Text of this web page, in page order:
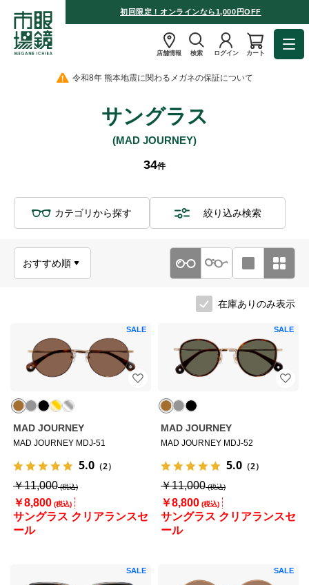
初回限定！オンラインなら1,000円OFF
店舗情報 検索 ログイン カート
令和8年 熊本地震に関わるメガネの保証について
サングラス
(MAD JOURNEY)
34件
カテゴリから探す 絞り込み検索
在庫ありのみ表示
SALE
MAD JOURNEY
MAD JOURNEY MDJ-51
5.0 （2）
サングラス クリアランスセ
ール
￥8,800
￥11,000
SALE
MAD JOURNEY
MAD JOURNEY MDJ-52
5.0 （2）
サングラス クリアランスセ
ール
￥8,800
￥11,000
SALE SALE